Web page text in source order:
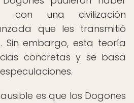
con una civilización
que les transmitió
Sin embargo, esta teoría
concretas y se basa
es que los Dogones